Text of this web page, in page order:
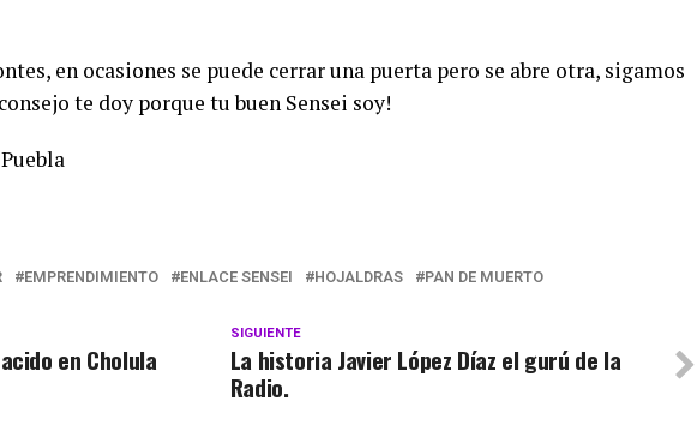
en ocasiones se puede cerrar una puerta pero se abre otra, sigamos
te doy porque tu buen Sensei soy!
EMPRENDIMIENTO ENLACE SENSEI HOJALDRAS PAN DE MUERTO
SIGUIENTE
La historia Javier López Díaz el gurú de la
Radio.
en Cholula